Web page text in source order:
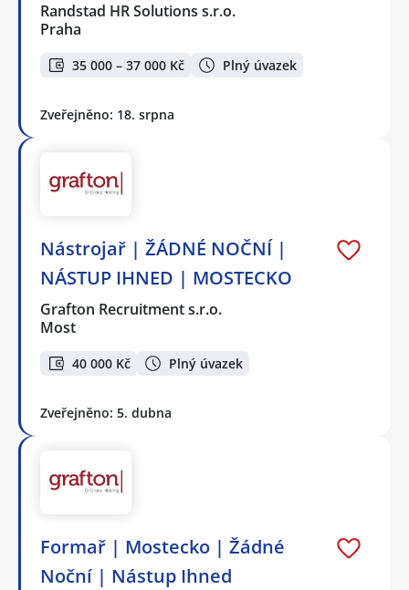
Randstad HR Solutions s.r.o.
Praha
35 000 – 37 000 Kč Plný úvazek
Zveřejněno: 18. srpna
Nástrojař | ŽÁDNÉ NOČNÍ |
NÁSTUP IHNED | MOSTECKO
Grafton Recruitment s.r.o.
Most
40 000 Kč Plný úvazek
Zveřejněno: 5. dubna
Formař | Mostecko | Žádné
Noční | Nástup Ihned